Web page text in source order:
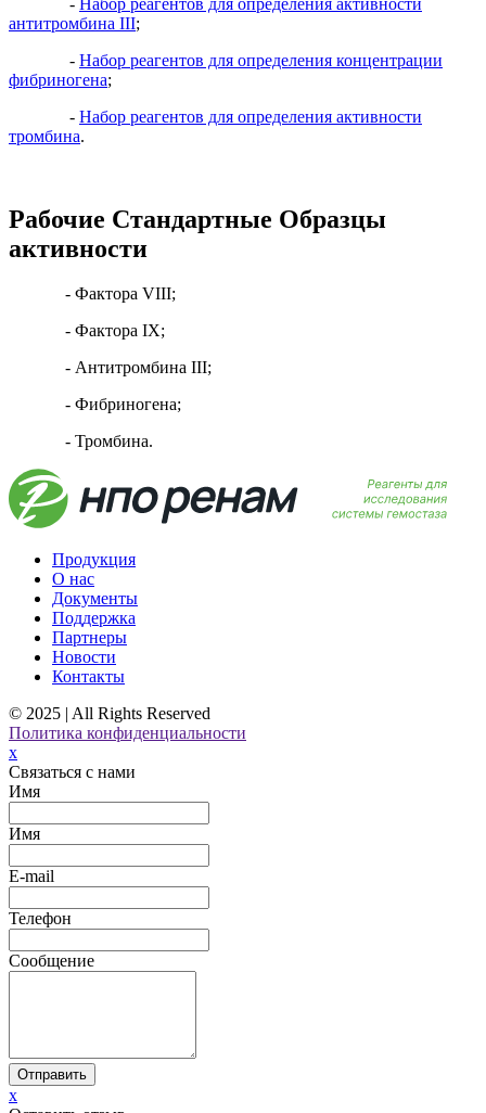
антитромбина III;
- Набор реагентов для определения концентрации
фибриногена;
- Набор реагентов для определения активности
тромбина.
Рабочие Стандартные Образцы
активности
- Фактора VIII;
- Фактора IX;
- Антитромбина III;
- Фибриногена;
- Тромбина.
Продукция
О нас
Документы
Поддержка
Партнеры
Новости
Контакты
© 2025 | All Rights Reserved
Политика конфиденциальности
x
Связаться с нами
Имя
Имя
E-mail
Телефон
Сообщение
Отправить
x